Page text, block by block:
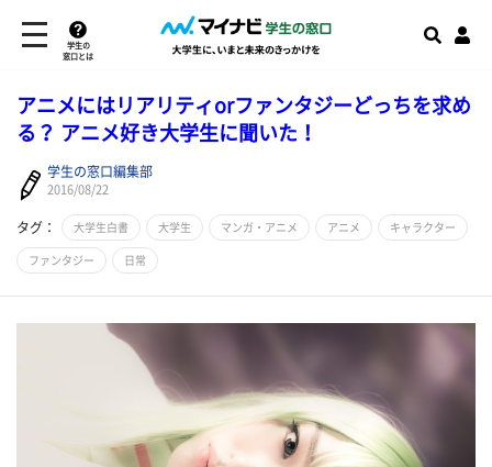
学生の
窓口とは
アニメにはリアリティorファンタジーどっちを求め
る？ アニメ好き大学生に聞いた！
学生の窓口編集部
2016/08/22
タグ： 大学生白書 大学生 マンガ・アニメ アニメ キャラクター
ファンタジー 日常